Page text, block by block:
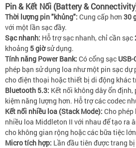
Pin & Kết Nối (Battery &
Thời lượng pin "khủng": Cung cấp hơn 30
với một lần sạc đầy.
Sạc nhanh: Hỗ trợ sạc nhanh, chỉ cần sạc
khoảng 5 giờsử dụng.
Tính năng Power Bank: Có cổng sạc USB-
phép bạn sử dụng loa như một pin sạc dự
cho điện thoại hoặc thiết bị di động khác
Bluetooth 5.3: Kết nối không dây ổn
kiệm năng lượng hơn. Hỗ trợ các codec
Kết nối nhiều loa (Stack Mode): Cho
nhiều loa Middleton II với nhau để tạo ra
cho không gian rộng hoặc các bữa tiệc
Micro tích hợp: Lần đầu tiên được trang bị